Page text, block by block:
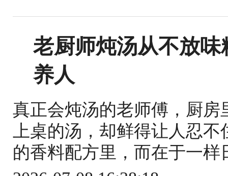
老厨师炖汤从不放
养人
真正会炖汤的老师傅，厨
上桌的汤，却鲜得让人忍
的香料配方里，而在于一